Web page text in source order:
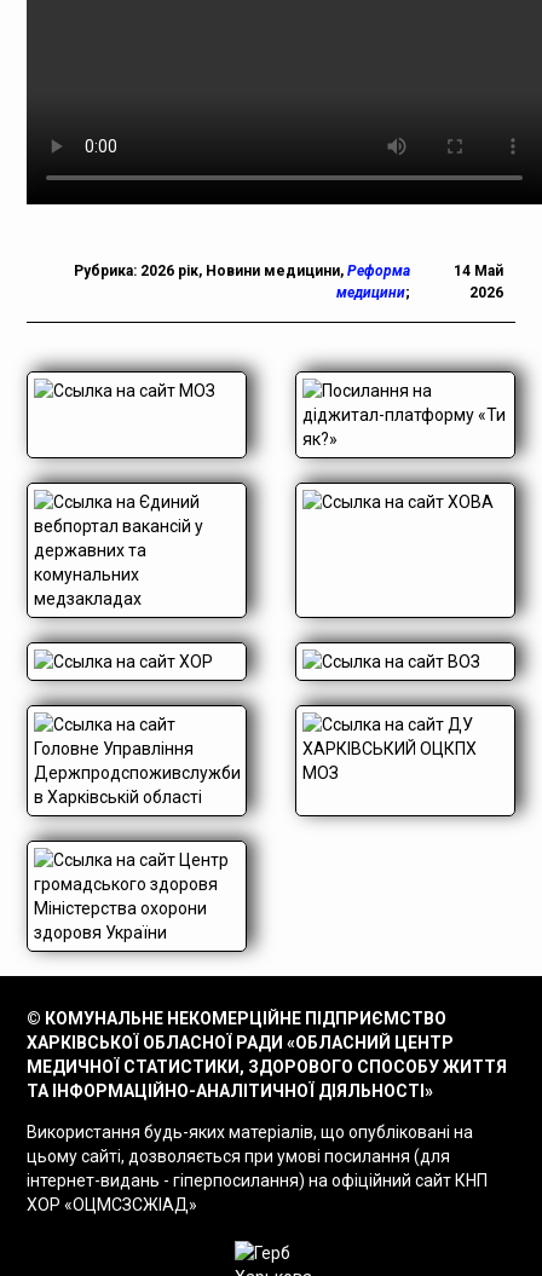
Рубрика: 2026 рік, Новини медицини, Реформа
медицини;
14 Май
2026
© КОМУНАЛЬНЕ НЕКОМЕРЦІЙНЕ ПІДПРИЄМСТВО
ХАРКІВСЬКОЇ ОБЛАСНОЇ РАДИ «ОБЛАСНИЙ ЦЕНТР
МЕДИЧНОЇ СТАТИСТИКИ, ЗДОРОВОГО СПОСОБУ ЖИТТЯ
ТА ІНФОРМАЦІЙНО-АНАЛІТИЧНОЇ ДІЯЛЬНОСТІ»
Використання будь-яких матеріалів, що опубліковані на
цьому сайті, дозволяється при умові посилання (для
інтернет-видань - гіперпосилання) на офіційний сайт КНП
ХОР «ОЦМСЗСЖІАД»